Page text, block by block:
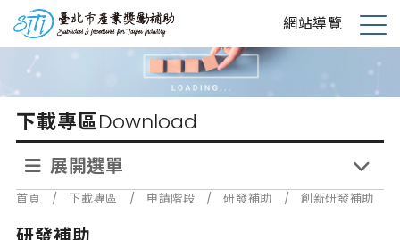
到
內
台北市產業獎勵補助 網站導覽
展
選
單
下載專區Download
展開選單
首頁 / 下載專區 / 申請階段 / 研發補助 / 創新研發補助